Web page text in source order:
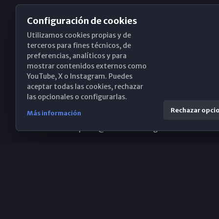
Obispado de Málaga
Santa María, 18-20. 29015 Málaga
(+34) 952 224 386
Configuración de cookies
Utilizamos cookies propias y de
terceros para fines técnicos, de
preferencias, analíticos y para
mostrar contenidos externos como
YouTube, X o Instagram. Puedes
aceptar todas las cookies, rechazar
las opcionales o configurarlas.
Más información Rechazar